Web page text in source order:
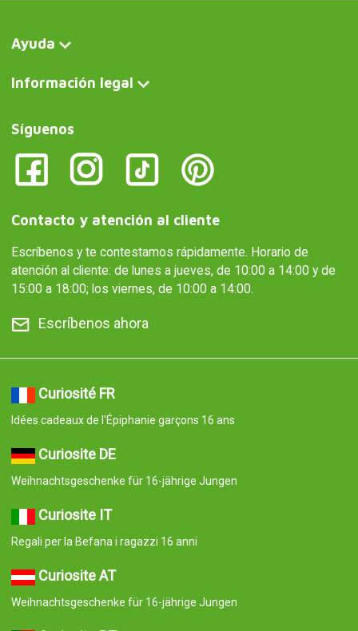
Ayuda
Información legal
Síguenos
Contacto y atención al cliente
Escríbenos y te contestamos rápidamente. Horario de
atención al cliente: de lunes a jueves, de 10:00 a 14:00 y de
15:00 a 18:00; los viernes, de 10:00 a 14:00.
Escríbenos ahora
Curiosité FR
Idées cadeaux de l'Épiphanie garçons 16 ans
Curiosite DE
Weihnachtsgeschenke für 16-jährige Jungen
Curiosite IT
Regali per la Befana i ragazzi 16 anni
Curiosite AT
Weihnachtsgeschenke für 16-jährige Jungen